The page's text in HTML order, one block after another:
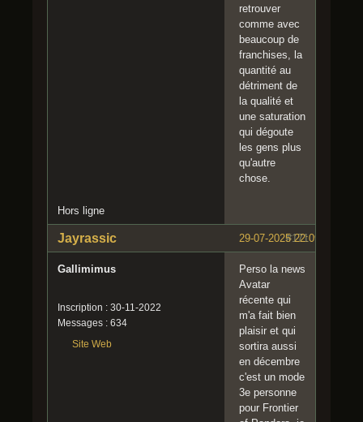
retrouver
comme avec
beaucoup de
franchises, la
quantité au
détriment de
la qualité et
une saturation
qui dégoute
les gens plus
qu'autre
chose.
Hors ligne
#171
29-07-2025 22:09:42
Jayrassic
Gallimimus
Inscription : 30-11-2022
Messages : 634
Site Web
Perso la news
Avatar
récente qui
m'a fait bien
plaisir et qui
sortira aussi
en décembre
c'est un mode
3e personne
pour Frontier